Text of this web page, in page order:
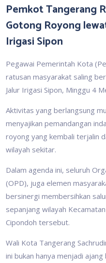
Pemkot Tangerang
Gotong Royong
Irigasi Sipon
Pegawai Pemerintah Kota
ratusan masyarakat saling
Jalur Irigasi Sipon, Minggu 4
Aktivitas yang berlangsung
menyajikan pemandangan
royong yang kembali terjalin
wilayah sekitar.
Dalam agenda ini, seluruh
(OPD), juga elemen
bersinergi membersihkan
sepanjang wilayah
Cipondoh tersebut.
Wali Kota Tangerang
ini bukan hanya menjadi